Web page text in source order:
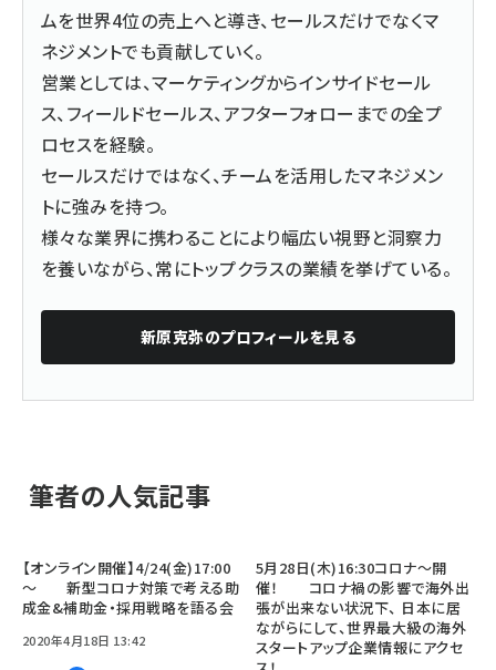
ムを世界4位の売上へと導き、セールスだけでなくマ
ネジメントでも貢献していく。
営業としては、マーケティングからインサイドセール
ス、フィールドセールス、アフターフォローまでの全プ
ロセスを経験。
セールスだけではなく、チームを活用したマネジメン
トに強みを持つ。
様々な業界に携わることにより幅広い視野と洞察力
を養いながら、常にトップクラスの業績を挙げている。
新原克弥のプロフィールを見る
筆者の人気記事
【オンライン開催】4/24(金)17:00
～ 新型コロナ対策で考える助
成金&補助金・採用戦略を語る会
2020年4月18日 13:42
5月28日(木)16:30コロナ～開
催！ コロナ禍の影響で海外出
張が出来ない状況下、 日本に居
ながらにして、世界最大級の海外
スタートアップ企業情報にアクセ